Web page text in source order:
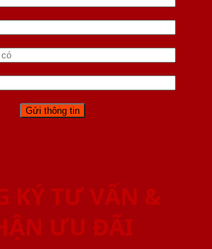
KÝ TƯ VẤN &
ƯU ĐÃI